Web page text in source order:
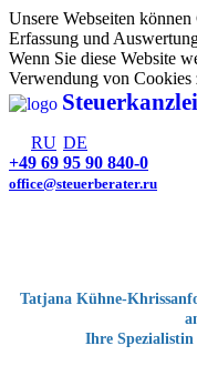
Unsere Webseiten
Erfassung und
Wenn Sie diese Website
Verwendung von Cookies
Steuerkanzlei
RU DE
+49 69 95 90 840-0
office@steuerberater.ru
Tatjana Kühne-
Ihre